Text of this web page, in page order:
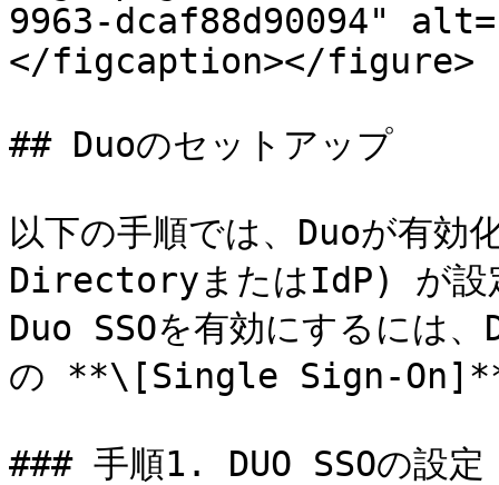
9963-dcaf88d90094"
</figcaption></figure>
## Duoのセットアップ
以下の手順では、Duoが有
DirectoryまたはIdP) が設
Duo SSOを有効にするに
の **\[Single Sign-On]**
### 手順1. DUO SSOの設定